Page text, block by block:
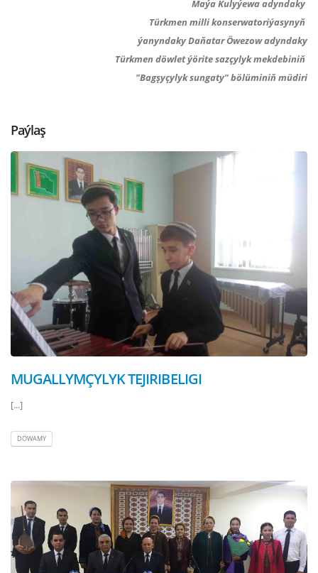
Maýa Kulyýewa adyndaky
Türkmen milli konserwatoriýasynyň
ýanyndaky Daňatar Öwezow adyndaky
Türkmen döwlet ýörite sazçylyk mekdebiniň
"Bagşyçylyk sungaty" bölüminiň müdiri
Paýlaş
MUGALLYMÇYLYK TEJIRIBELIGI
[...]
DOWAMY